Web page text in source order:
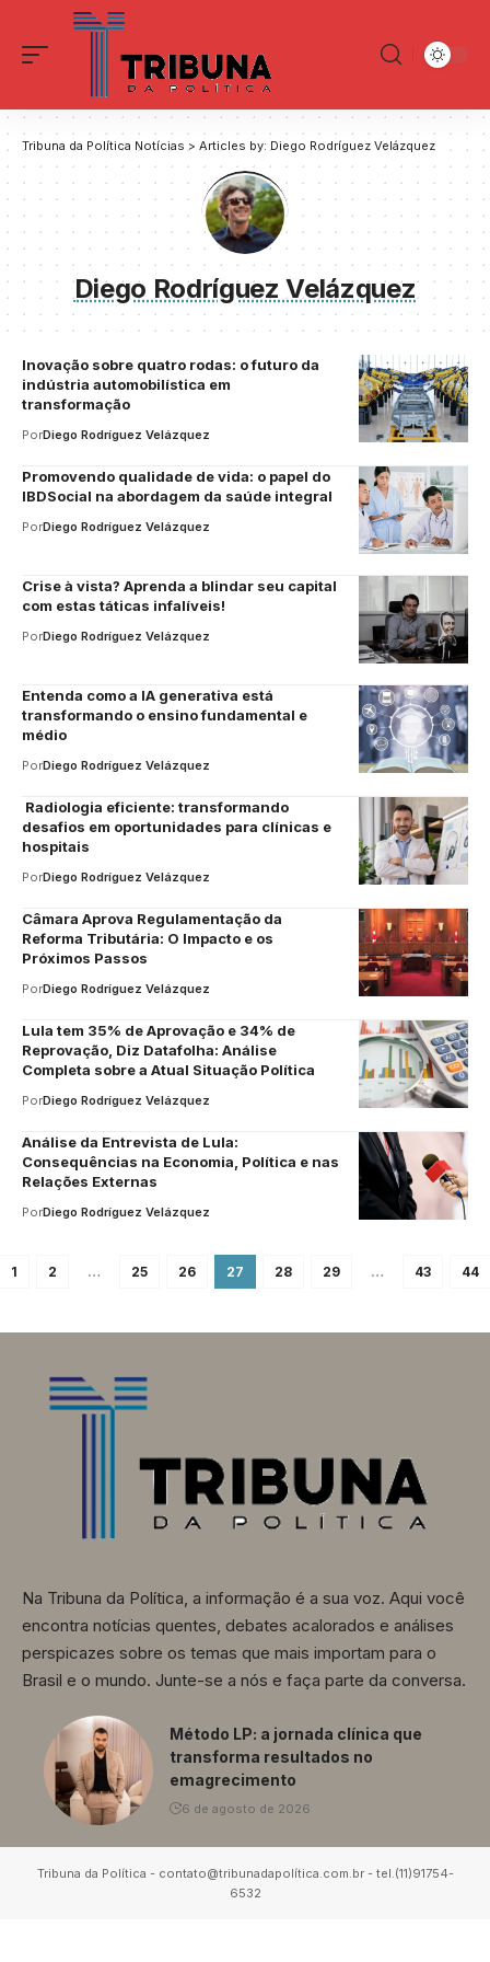
Tribuna da Política Notícias > Articles by: Diego Rodríguez Velázquez
Diego Rodríguez Velázquez
Inovação sobre quatro rodas: o futuro da
indústria automobilística em
transformação
PorDiego Rodríguez Velázquez
Promovendo qualidade de vida: o papel do
IBDSocial na abordagem da saúde integral
PorDiego Rodríguez Velázquez
Crise à vista? Aprenda a blindar seu capital
com estas táticas infalíveis!
PorDiego Rodríguez Velázquez
Entenda como a IA generativa está
transformando o ensino fundamental e
médio
PorDiego Rodríguez Velázquez
Radiologia eficiente: transformando
desafios em oportunidades para clínicas e
hospitais
PorDiego Rodríguez Velázquez
Câmara Aprova Regulamentação da
Reforma Tributária: O Impacto e os
Próximos Passos
PorDiego Rodríguez Velázquez
Lula tem 35% de Aprovação e 34% de
Reprovação, Diz Datafolha: Análise
Completa sobre a Atual Situação Política
PorDiego Rodríguez Velázquez
Análise da Entrevista de Lula:
Consequências na Economia, Política e nas
Relações Externas
PorDiego Rodríguez Velázquez
1 2 … 25 26 27 28 29 … 43 44
Na Tribuna da Política, a informação é a sua voz. Aqui você
encontra notícias quentes, debates acalorados e análises
perspicazes sobre os temas que mais importam para o
Brasil e o mundo. Junte-se a nós e faça parte da conversa.
Método LP: a jornada clínica que
transforma resultados no
emagrecimento
6 de agosto de 2026
Tribuna da Política - contato@tribunadapolítica.com.br - tel.(11)91754-
6532